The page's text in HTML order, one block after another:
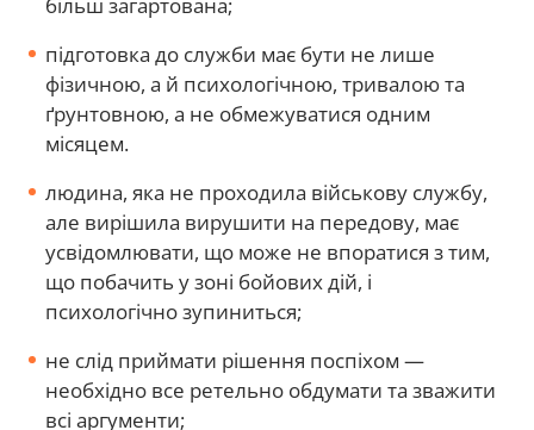
більш загартована;
підготовка до служби має бути не лише
фізичною, а й психологічною, тривалою та
ґрунтовною, а не обмежуватися одним
місяцем.
людина, яка не проходила військову службу,
але вирішила вирушити на передову, має
усвідомлювати, що може не впоратися з тим,
що побачить у зоні бойових дій, і
психологічно зупиниться;
не слід приймати рішення поспіхом —
необхідно все ретельно обдумати та зважити
всі аргументи;